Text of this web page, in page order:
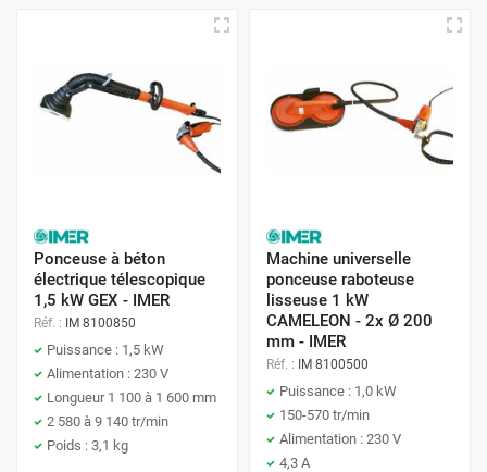
Ponceuse à béton
électrique télescopique
1,5 kW GEX - IMER
Réf. : IM 8100850
Puissance : 1,5 kW
Alimentation : 230 V
Longueur 1 100 à 1 600 mm
2 580 à 9 140 tr/min
Poids : 3,1 kg
Machine universelle
ponceuse raboteuse
lisseuse 1 kW
CAMELEON - 2x Ø 200
mm - IMER
Réf. : IM 8100500
Puissance : 1,0 kW
150-570 tr/min
Alimentation : 230 V
4,3 A